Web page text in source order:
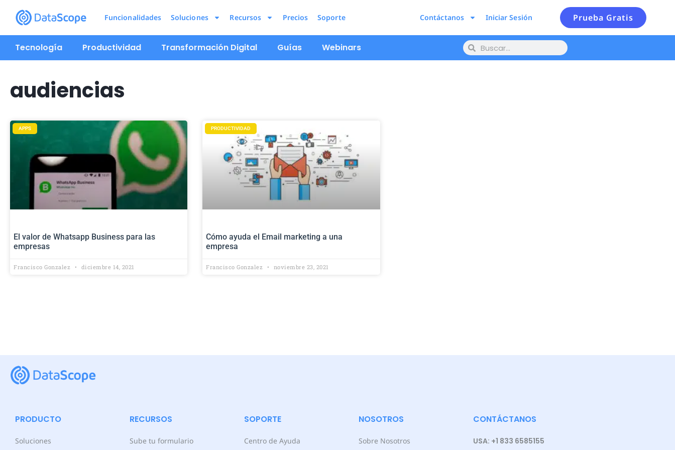
Funcionalidades Soluciones Recursos Precios Soporte Contáctanos Iniciar Sesión Prueba Gratis
Tecnología Productividad Transformación Digital Guías Webinars
audiencias
APPS
El valor de Whatsapp Business para las
empresas
Francisco Gonzalez diciembre 14, 2021
PRODUCTIVIDAD
Cómo ayuda el Email marketing a una
empresa
Francisco Gonzalez noviembre 23, 2021
PRODUCTO
Soluciones
RECURSOS
Sube tu formulario
SOPORTE
Centro de Ayuda
NOSOTROS
Sobre Nosotros
CONTÁCTANOS
USA: +1 833 6585155